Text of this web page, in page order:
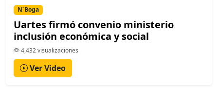
N´Boga
Uartes firmó convenio ministerio
inclusión económica y social
4,432 visualizaciones
Ver Video